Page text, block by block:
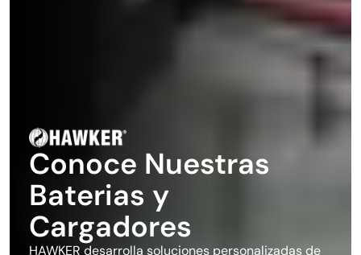
Conoce Nuestras
Baterias y
Cargadores
HAWKER desarrolla soluciones personalizadas de